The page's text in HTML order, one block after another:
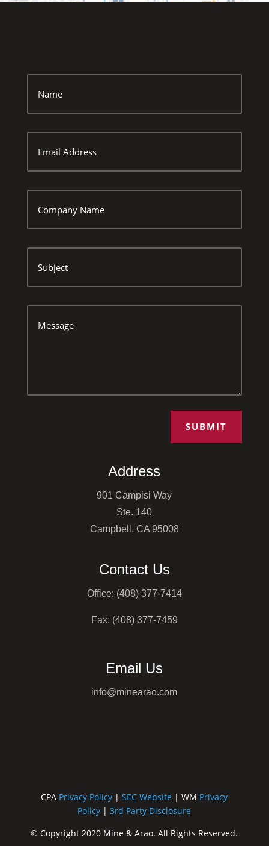
SUBMIT
Address
901 Campisi Way
Ste. 140
Campbell, CA 95008
Contact Us
Office: (408) 377-7414
Fax: (408) 377-7459
Email Us
info@minearao.com
CPA Privacy Policy |SEC Website | WM Privacy
Policy |3rd Party Disclosure
© Copyright 2020 Mine & Arao. All Rights Reserved.